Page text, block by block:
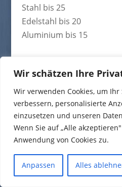
Wir schätzen Ihre
Wir verwenden Cookies, um
verbessern, personalisierte
einzusetzen und unseren
Wenn Sie auf „Alle
Anwendung von Cookies zu.
Anpassen Alles
Stahl bis 25
Edelstahl bis 20
Aluminium bis 15
Impressum |